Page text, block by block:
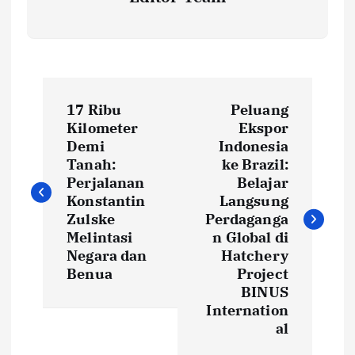
s
t
17 Ribu
Kilometer
Demi
Tanah:
Perjalanan
Konstantin
Zulske
Melintasi
Negara dan
Benua
Peluang
Ekspor
Indonesia
ke Brazil:
Belajar
Langsung
Perdaganga
n Global di
Hatchery
Project
BINUS
Internation
al